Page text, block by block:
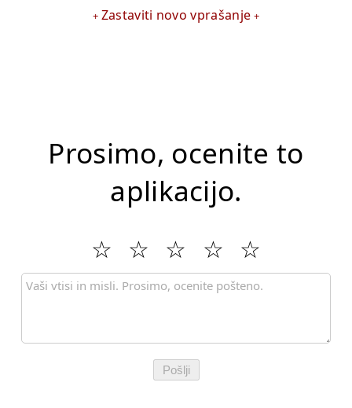
Zastaviti novo vprašanje
Prosimo, ocenite to
aplikacijo.
Pošlji